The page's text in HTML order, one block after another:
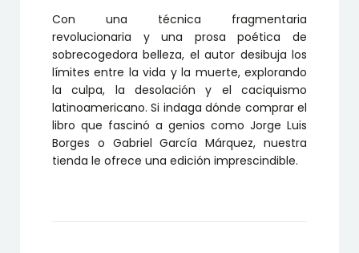
Con una técnica fragmentaria
revolucionaria y una prosa poética de
sobrecogedora belleza, el autor desibuja los
límites entre la vida y la muerte, explorando
la culpa, la desolación y el caciquismo
latinoamericano. Si indaga dónde comprar el
libro que fascinó a genios como Jorge Luis
Borges o Gabriel García Márquez, nuestra
tienda le ofrece una edición imprescindible.